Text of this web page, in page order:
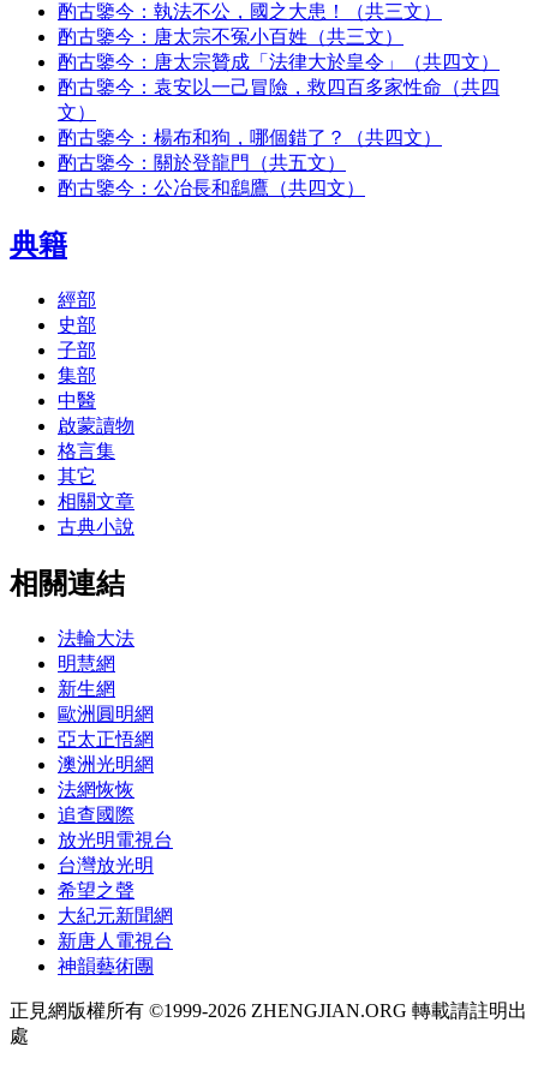
酌古鑒今：執法不公，國之大患！（共三文）
酌古鑒今：唐太宗不冤小百姓（共三文）
酌古鑒今：唐太宗贊成「法律大於皇令」（共四文）
酌古鑒今：袁安以一己冒險，救四百多家性命（共四
文）
酌古鑒今：楊布和狗，哪個錯了？（共四文）
酌古鑒今：關於登龍門（共五文）
酌古鑒今：公冶長和鷂鷹（共四文）
典籍
經部
史部
子部
集部
中醫
啟蒙讀物
格言集
其它
相關文章
古典小說
相關連結
法輪大法
明慧網
新生網
歐洲圓明網
亞太正悟網
澳洲光明網
法網恢恢
追查國際
放光明電視台
台灣放光明
希望之聲
大紀元新聞網
新唐人電視台
神韻藝術團
正見網版權所有 ©1999-2026 ZHENGJIAN.ORG 轉載請註明出
處